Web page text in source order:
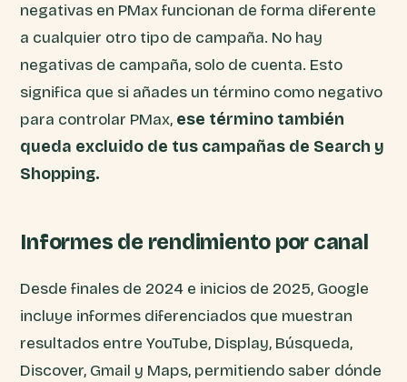
negativas en PMax funcionan de forma diferente
a cualquier otro tipo de campaña. No hay
negativas de campaña, solo de cuenta. Esto
significa que si añades un término como negativo
para controlar PMax, ese término también
queda excluido de tus campañas de Search y
Shopping.
Informes de rendimiento por canal
Desde finales de 2024 e inicios de 2025, Google
incluye informes diferenciados que muestran
resultados entre YouTube, Display, Búsqueda,
Discover, Gmail y Maps, permitiendo saber dónde